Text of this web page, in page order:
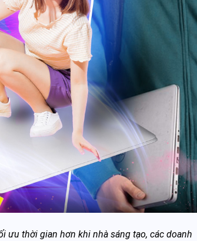
ưu thời gian hơn khi nhà sáng tạo, các doanh